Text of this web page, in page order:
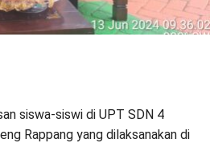
siswa-siswi di UPT SDN 4
Rappang yang dilaksanakan di